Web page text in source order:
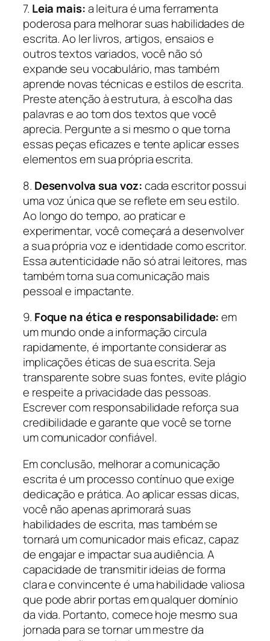
7. Leia mais:a leitura é uma ferramenta
poderosa para melhorar suas habilidades de
escrita. Ao ler livros, artigos, ensaios e
outros textos variados, você não só
expande seu vocabulário, mas também
aprende novas técnicas e estilos de escrita.
Preste atenção à estrutura, à escolha das
palavras e ao tom dos textos que você
aprecia. Pergunte a si mesmo o que torna
essas peças eficazes e tente aplicar esses
elementos em sua própria escrita.
8. Desenvolva sua voz:cada escritor possui
uma voz única que se reflete em seu estilo.
Ao longo do tempo, ao praticar e
experimentar, você começará a desenvolver
a sua própria voz e identidade como escritor.
Essa autenticidade não só atrai leitores, mas
também torna sua comunicação mais
pessoal e impactante.
9. Foque na ética e responsabilidade:em
um mundo onde a informação circula
rapidamente, é importante considerar as
implicações éticas de sua escrita. Seja
transparente sobre suas fontes, evite plágio
e respeite a privacidade das pessoas.
Escrever com responsabilidade reforça sua
credibilidade e garante que você se torne
um comunicador confiável.
Em conclusão, melhorar a comunicação
escrita é um processo contínuo que exige
dedicação e prática. Ao aplicar essas dicas,
você não apenas aprimorará suas
habilidades de escrita, mas também se
tornará um comunicador mais eficaz, capaz
de engajar e impactar sua audiência. A
capacidade de transmitir ideias de forma
clara e convincente é uma habilidade valiosa
que pode abrir portas em qualquer domínio
da vida. Portanto, comece hoje mesmo sua
jornada para se tornar um mestre da